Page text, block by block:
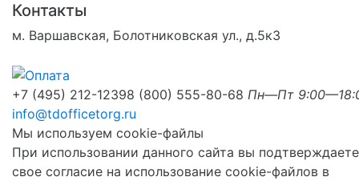
Контакты
м. Варшавская, Болотниковская ул., д.5к3
+7 (495) 212-12398 (800) 555-80-68 Пн—Пт
info@tdofficetorg.ru
Мы используем cookie-файлы
При использовании данного сайта вы подтверждаете
свое согласие на использование cookie-файлов в